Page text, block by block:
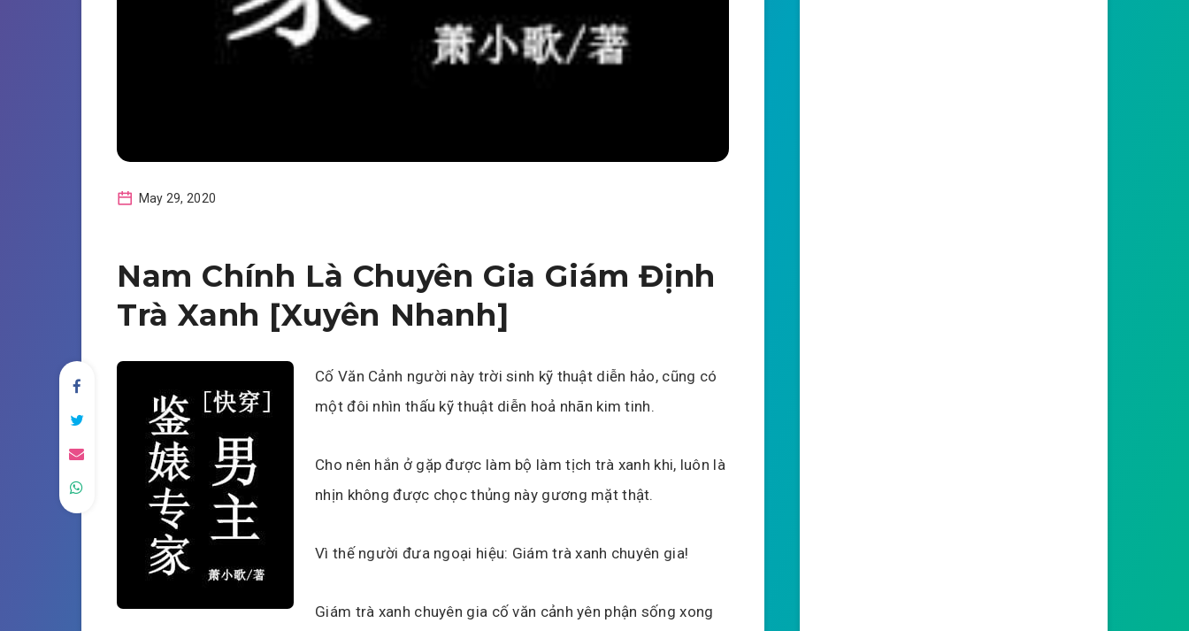
May 29, 2020
Nam Chính Là Chuyên Gia Giám Định
Trà Xanh [Xuyên Nhanh]
Cố Văn Cảnh người này trời sinh kỹ thuật diễn hảo, cũng có
một đôi nhìn thấu kỹ thuật diễn hoả nhãn kim tinh.
Cho nên hắn ở gặp được làm bộ làm tịch trà xanh khi, luôn là
nhịn không được chọc thủng này gương mặt thật.
Vì thế người đưa ngoại hiệu: Giám trà xanh chuyên gia!
Giám trà xanh chuyên gia cố văn cảnh yên phận sống xong